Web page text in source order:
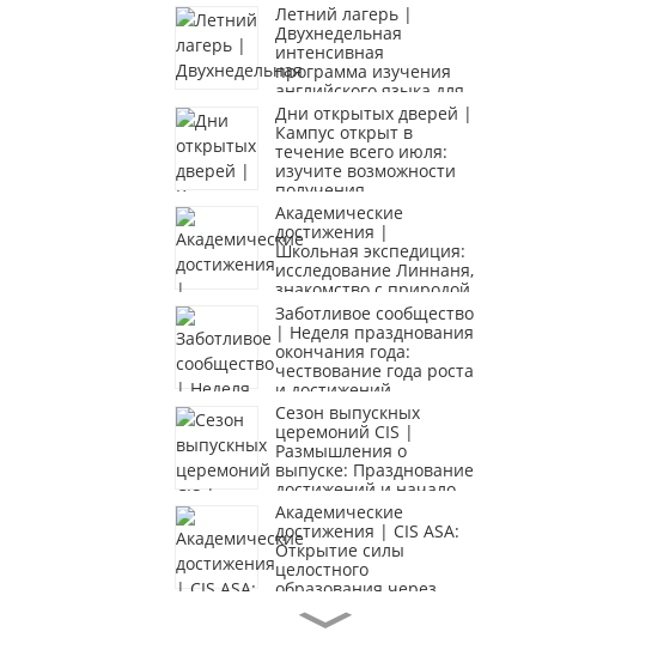
Летний лагерь |
Двухнедельная
интенсивная
программа изучения
английского языка для
учащихся средних школ
Дни открытых дверей |
Кампус открыт в
течение всего июля:
изучите возможности
получения
образования за
рубежом.
Академические
достижения |
Школьная экспедиция:
исследование Линнаня,
знакомство с природой,
преодоление
трудностей
Заботливое сообщество
| Неделя празднования
окончания года:
чествование года роста
и достижений
Сезон выпускных
церемоний CIS |
Размышления о
выпуске: Празднование
достижений и начало
новых начинаний
Академические
достижения | CIS ASA:
Открытие силы
целостного
образования через
внеклассные занятия
Заботливое сообщество